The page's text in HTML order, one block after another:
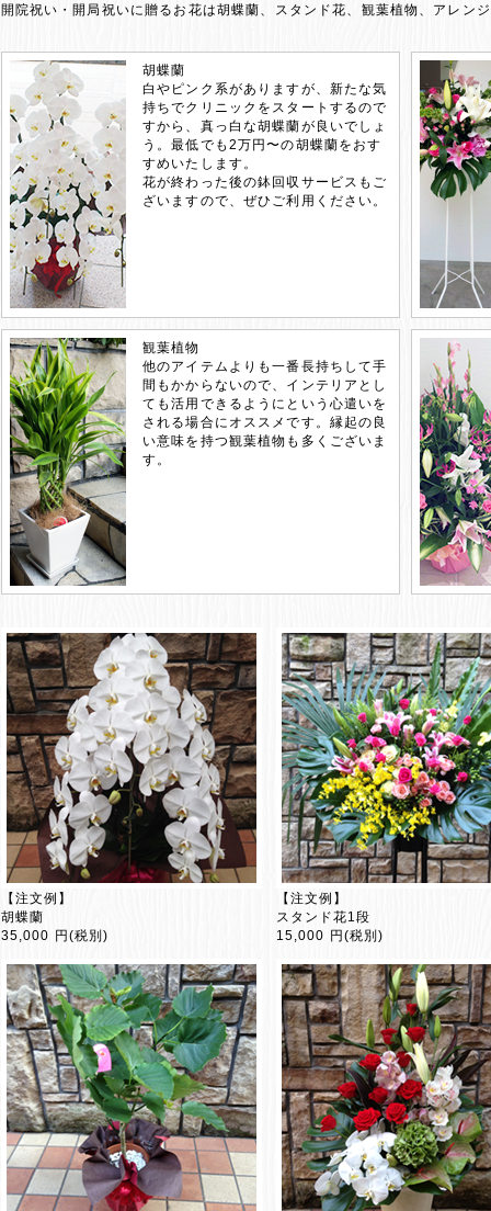
開院祝い・開局祝いに贈るお花は胡蝶蘭、スタンド花、観葉植物、アレン
胡蝶蘭
白やピンク系がありますが、新たな気
持ちでクリニックをスタートするので
すから、真っ白な胡蝶蘭が良いでしょ
う。最低でも2万円〜の胡蝶蘭をおす
すめいたします。
花が終わった後の鉢回収サービスもご
ざいますので、ぜひご利用ください。
観葉植物
他のアイテムよりも一番長持ちして手
間もかからないので、インテリアとし
ても活用できるようにという心遣いを
される場合にオススメです。縁起の良
い意味を持つ観葉植物も多くございま
す。
【注文例】
胡蝶蘭
35,000 円(税別)
【注文例】
スタンド花1段
15,000 円(税別)